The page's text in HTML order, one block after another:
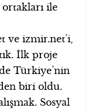
ile
ve izmir.net’i,
İlk proje
Türkiye’nin
biri oldu.
Sosyal